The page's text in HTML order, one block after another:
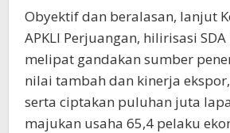
Obyektif dan beralasan, lanjut
APKLI Perjuangan, hilirisasi
melipat gandakan sumber
nilai tambah dan kinerja
serta ciptakan puluhan juta
majukan usaha 65,4 pelaku